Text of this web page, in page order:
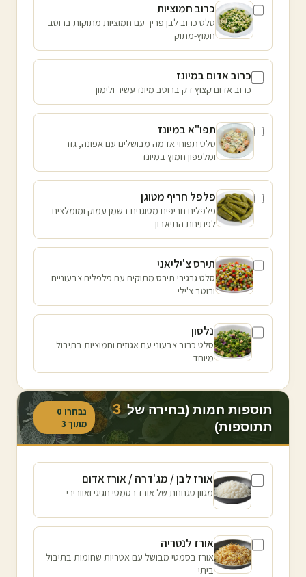
כרוב חמוציות
סלט כרוב לבן פריך עם חמוציות מתוקות ברוטב
חמוץ-מתוק
כרוב אדום במיונז
כרוב אדום קצוץ דק ברוטב מיונז עשיר ולימון
תפו"א במיונז
סלט תפוחי אדמה מבושלים עם אפונה, גזר
ומלפפון חמוץ במיונז
פלפל חריף מטוגן
פלפלים חריפים מטוגנים בשמן עמוק ומומלצים
לפתיחת התיאבון
תירס צ'יליאני
סלט גרגירי תירס מתוקים עם פלפלים צבעוניים
ורוטב צ'ילי
נלסון
סלט כרוב צבעוני עם אגוזים וחמוציות בתיבול
מיוחד
תוספות חמות (בחירה של 3
תתוספות)
נבחרו 0
מתוך 3
אורז לבן / מג'דרה / אורז אדום
מגוון סגנונות של אורז בסמטי חגיגי ואוורירי
אורז לנטריה
אורז בסמטי מבושל עם אטריות שחומות בתיבול
ביתי